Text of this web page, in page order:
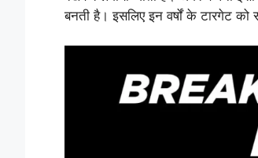
बनती है। इसलिए इन वर्षों के टारगेट